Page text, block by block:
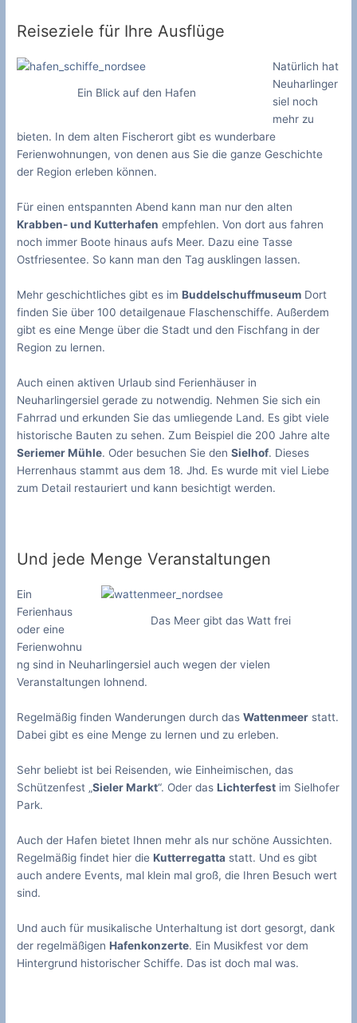
Reiseziele für Ihre Ausflüge
Ein Blick auf den Hafen
Natürlich hat
Neuharlinger
siel noch
mehr zu
bieten. In dem alten Fischerort gibt es wunderbare
Ferienwohnungen, von denen aus Sie die ganze Geschichte
der Region erleben können.
Für einen entspannten Abend kann man nur den alten
Krabben- und Kutterhafen empfehlen. Von dort aus fahren
noch immer Boote hinaus aufs Meer. Dazu eine Tasse
Ostfriesentee. So kann man den Tag ausklingen lassen.
Mehr geschichtliches gibt es imBuddelschuffmuseum Dort
finden Sie über 100 detailgenaue Flaschenschiffe. Außerdem
gibt es eine Menge über die Stadt und den Fischfang in der
Region zu lernen.
Auch einen aktiven Urlaub sind Ferienhäuser in
Neuharlingersiel gerade zu notwendig. Nehmen Sie sich ein
Fahrrad und erkunden Sie das umliegende Land. Es gibt viele
historische Bauten zu sehen. Zum Beispiel die 200 Jahre alte
Seriemer Mühle. Oder besuchen Sie denSielhof. Dieses
Herrenhaus stammt aus dem 18. Jhd. Es wurde mit viel Liebe
zum Detail restauriert und kann besichtigt werden.
Und jede Menge Veranstaltungen
Das Meer gibt das Watt frei
Ein
Ferienhaus
oder eine
Ferienwohnu
ng sind in Neuharlingersiel auch wegen der vielen
Veranstaltungen lohnend.
Regelmäßig finden Wanderungen durch dasWattenmeer statt.
Dabei gibt es eine Menge zu lernen und zu erleben.
Sehr beliebt ist bei Reisenden, wie Einheimischen, das
Schützenfest „Sieler Markt“. Oder dasLichterfest im Sielhofer
Park.
Auch der Hafen bietet Ihnen mehr als nur schöne Aussichten.
Regelmäßig findet hier dieKutterregatta statt. Und es gibt
auch andere Events, mal klein mal groß, die Ihren Besuch wert
sind.
Und auch für musikalische Unterhaltung ist dort gesorgt, dank
der regelmäßigenHafenkonzerte. Ein Musikfest vor dem
Hintergrund historischer Schiffe. Das ist doch mal was.